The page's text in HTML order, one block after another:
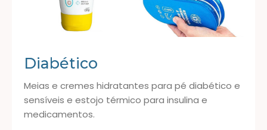
Diabético
Meias e cremes hidratantes para pé diabético e
sensíveis e estojo térmico para insulina e
medicamentos.